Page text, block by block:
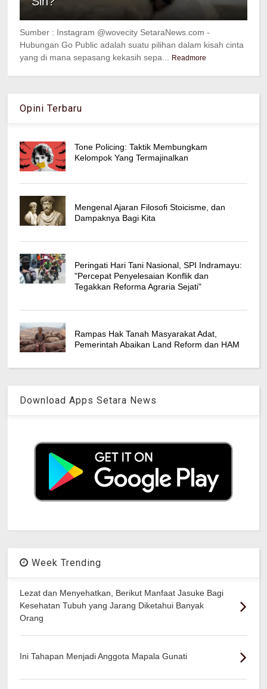
Sumber : Instagram @wovecity SetaraNews.com -
Hubungan Go Public adalah suatu pilihan dalam kisah cinta
yang di mana sepasang kekasih sepa...
Readmore
Opini Terbaru
Tone Policing: Taktik Membungkam
Kelompok Yang Termajinalkan
Mengenal Ajaran Filosofi Stoicisme, dan
Dampaknya Bagi Kita
Peringati Hari Tani Nasional, SPI Indramayu:
"Percepat Penyelesaian Konflik dan
Tegakkan Reforma Agraria Sejati"
Rampas Hak Tanah Masyarakat Adat,
Pemerintah Abaikan Land Reform dan HAM
Download Apps Setara News
Week Trending
Lezat dan Menyehatkan, Berikut Manfaat Jasuke Bagi
Kesehatan Tubuh yang Jarang Diketahui Banyak
Orang
Ini Tahapan Menjadi Anggota Mapala Gunati